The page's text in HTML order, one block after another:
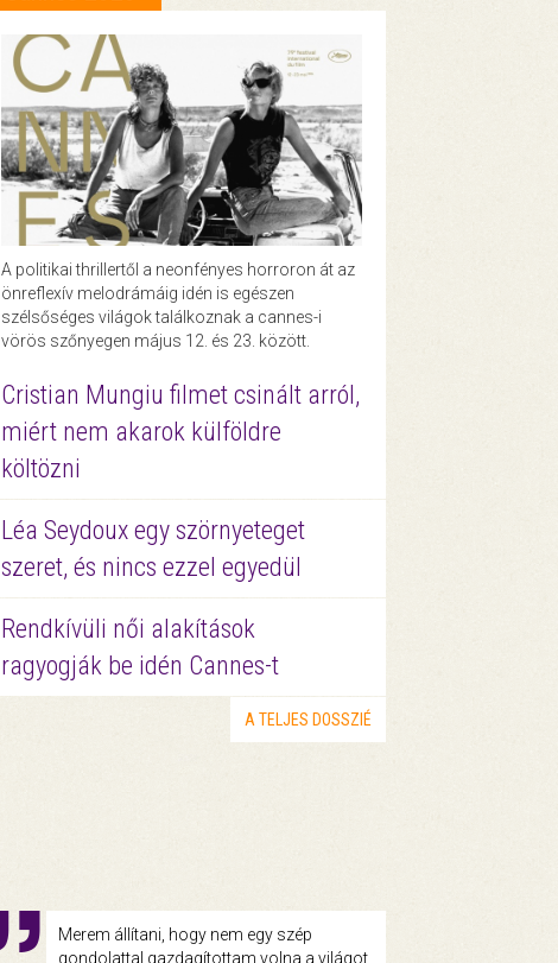
A politikai thrillertől a neonfényes horroron át az
önreflexív melodrámáig idén is egészen
szélsőséges világok találkoznak a cannes-i
vörös szőnyegen május 12. és 23. között.
Cristian Mungiu filmet csinált arról,
miért nem akarok külföldre
költözni
Léa Seydoux egy szörnyeteget
szeret, és nincs ezzel egyedül
Rendkívüli női alakítások
ragyogják be idén Cannes-t
A TELJES DOSSZIÉ
Merem állítani, hogy nem egy szép
gondolattal gazdagítottam volna a világot,